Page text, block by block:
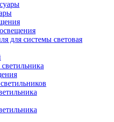
для системы световая